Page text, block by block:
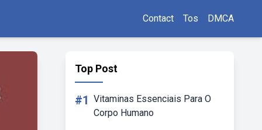
Contact Tos DMCA
Top Post
#1 Vitaminas Essenciais Para O
Corpo Humano